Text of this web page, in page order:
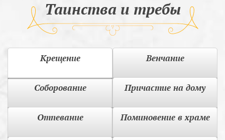
Таинства и требы
Крещение Венчание
Соборование Причастие на дому
Отпевание Поминовение в храме